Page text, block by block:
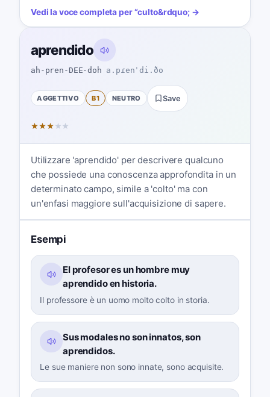
Vedi la voce completa per“culto&rdquo; →
aprendido
ah-pren-DEE-doh a.pɾenˈdi.ðo
AGGETTIVO B1 NEUTRO Save
★★★ ★ ★
Utilizzare 'aprendido' per descrivere qualcuno
che possiede una conoscenza approfondita in un
determinato campo, simile a 'colto' ma con
un'enfasi maggiore sull'acquisizione di sapere.
Esempi
El profesor es un hombre muy
aprendido en historia.
Il professore è un uomo molto colto in storia.
Sus modales no son innatos, son
aprendidos.
Le sue maniere non sono innate, sono acquisite.